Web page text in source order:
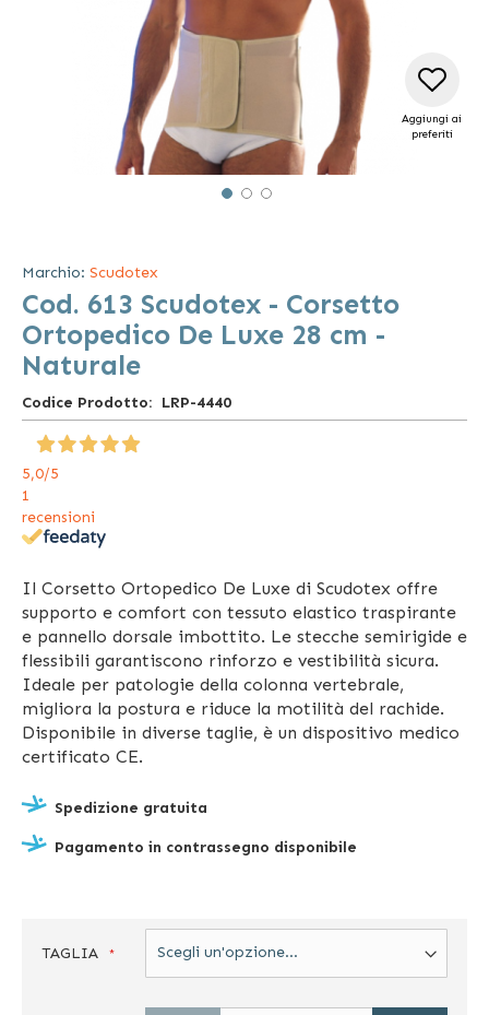
galleria
di
immagini
Aggiungi ai
preferiti
Marchio: Scudotex
Cod. 613 Scudotex - Corsetto
Ortopedico De Luxe 28 cm -
Naturale
Codice Prodotto LRP-4440
5,0/5
1
recensioni
Il Corsetto Ortopedico De Luxe di Scudotex offre
supporto e comfort con tessuto elastico traspirante
e pannello dorsale imbottito. Le stecche semirigide e
flessibili garantiscono rinforzo e vestibilità sicura.
Ideale per patologie della colonna vertebrale,
migliora la postura e riduce la motilità del rachide.
Disponibile in diverse taglie, è un dispositivo medico
certificato CE.
Spedizione gratuita
Pagamento in contrassegno disponibile
TAGLIA